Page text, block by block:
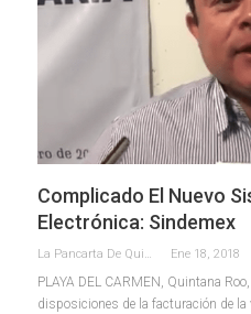
Complicado El Nuevo
Electrónica: Sindemex
La Pancarta De Quintana Roo Ene 18, 2018
PLAYA DEL CARMEN, Quintana
disposiciones de la facturación de